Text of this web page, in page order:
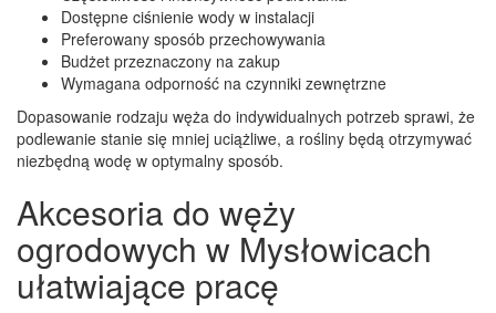
Dostępne ciśnienie wody w instalacji
Preferowany sposób przechowywania
Budżet przeznaczony na zakup
Wymagana odporność na czynniki zewnętrzne
Dopasowanie rodzaju węża do indywidualnych potrzeb sprawi, że
podlewanie stanie się mniej uciążliwe, a rośliny będą otrzymywać
niezbędną wodę w optymalny sposób.
Akcesoria do węży
ogrodowych w Mysłowicach
ułatwiające pracę